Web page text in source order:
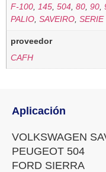
F-100,145,504,80,90,
PALIO,SAVEIRO,SERIE
proveedor
CAFH
Aplicación
VOLKSWAGEN
PEUGEOT 504
FORD SIERRA